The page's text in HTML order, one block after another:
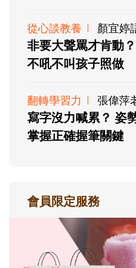
從心談教養 顏宜婷
非要大聲罵才肯動
不吼不叫孩子照做
翻轉學習力 張偉萍
寫字沒力喊累？ 姿
掌握正確握筆關鍵
會員限定服務